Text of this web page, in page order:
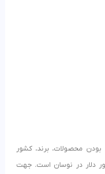
بودن محصولات، برند، کشور
دلار در نوسان است. جهت